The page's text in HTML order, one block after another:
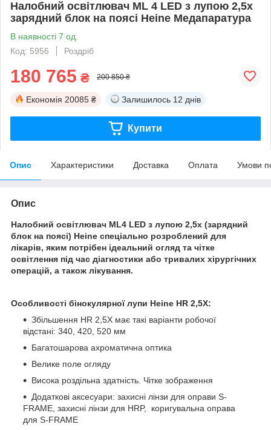
Налобний освітлювач ML 4 LED з лупою 2,5х
зарядний блок на поясі Heine Медапаратура
В наявності 7 од.
Код: 5956
Роздріб
180 765 ₴ 200 850 ₴
Економія 20085 ₴ Залишилось 12 днів
Купити
Опис Характеристики Доставка Оплата Умови
Опис
Налобний освітлювач ML4 LED з лупою 2,5х (зарядний
блок на поясі) Heine спеціально розроблений для
лікарів, яким потрібен ідеальний огляд та чітке
освітлення під час діагностики або тривалих хірургічних
операцій, а також лікування.
Особливості бінокулярної лупи Heine HR 2,5X:
Збільшення HR 2,5X має такі варіанти робочої
відстані: 340, 420, 520 мм
Багатошарова ахроматична оптика
Велике поле огляду
Висока роздільна здатність. Чітке зображення
Додаткові аксесуари: захисні лінзи для оправи S-
FRAME, захисні лінзи для HRP, коригувальна оправа
для S-FRAME